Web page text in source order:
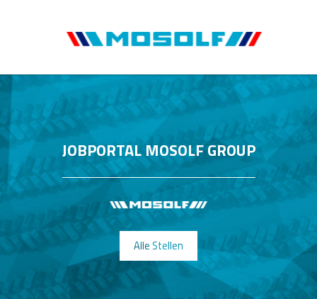
JOBPORTAL MOSOLF GROUP
Alle Stellen